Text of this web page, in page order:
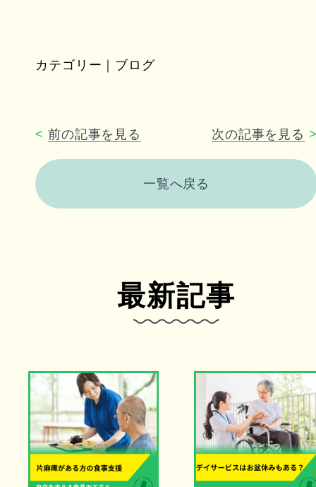
カテゴリー｜ブログ
< 前の記事を見る 次の記事を見る
一覧へ戻る
最新記事